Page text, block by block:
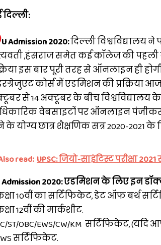
U Admission 2020:दिल्ली विश्वविद्यालय
,हंसराज समेत कई कॉलेज की पहली
इस बार पूरी तरह से ऑनलाइन ही
कोर्स में एडमिशन की प्रक्रिया
से 14 अक्टूबर के बीच
वेबसाइटों पर ऑनलाइन
के योग्य छात्र शैक्षणिक सत्र 2020-
read: UPSC: जियो-साइंटिस्ट परीक्षा
Admission 2020: एडमिशन के लिए इन
10वीं का सर्टिफिकेट, डेट ऑफ बर्थ
12वीं की मार्कशीट.
ST/OBC/EWS/CW/KM सर्टिफिकेट,
सर्टिफिकेट.